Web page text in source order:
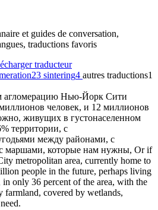
et guides de conversation,
traductions favoris
23 sintering4 autres traductions1
агломерацию Нью-Йорк Сити
человек, и 12 миллионов
живущих в густонаселенном
территории, с
между районами, с
маршами, которые нам нужны, Or if
metropolitan area, currently home to
people in the future, perhaps living
only 36 percent of the area, with the
farmland, covered by wetlands,